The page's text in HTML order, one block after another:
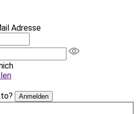
Adresse
Anmelden